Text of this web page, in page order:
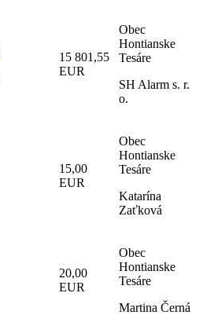
15 801,55
EUR
Obec
Hontianske
Tesáre
SH Alarm s. r.
o.
15,00
EUR
Obec
Hontianske
Tesáre
Katarína
Zaťková
20,00
EUR
Obec
Hontianske
Tesáre
Martina Černá